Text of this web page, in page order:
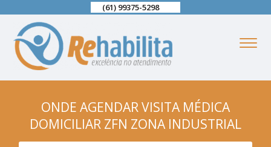
(61) 99375-5298
ONDE AGENDAR VISITA MÉDICA
DOMICILIAR ZFN ZONA INDUSTRIAL